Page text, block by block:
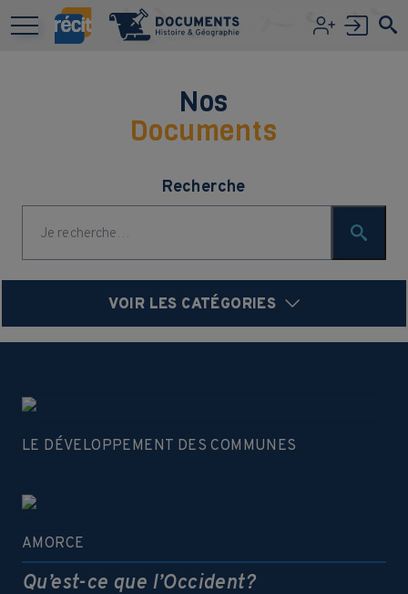
Aller au contenu principal
Nos
Documents
Recherche
VOIR LES CATÉGORIES
LE DÉVELOPPEMENT DES COMMUNES
AMORCE
Qu’est-ce que l’Occident?